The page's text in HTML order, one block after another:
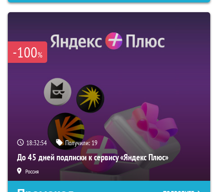
-100%
18:32:53 Получили: 19
До 45 дней подписки к сервису «Яндекс Плюс»
Россия